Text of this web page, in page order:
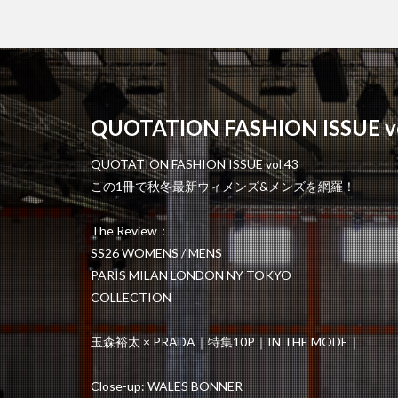
QUOTATION FASHION ISSUE
QUOTATION FASHION ISSUE vol.43
この1冊で秋冬最新ウィメンズ&メンズを網羅！
The Review：
SS26 WOMENS / MENS
PARIS MILAN LONDON NY TOKYO
COLLECTION
玉森裕太 × PRADA｜特集10P｜IN THE MODE｜
Close-up: WALES BONNER